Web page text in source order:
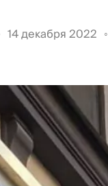
14 декабря 2022